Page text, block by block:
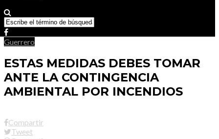
Guerrero
ESTAS MEDIDAS DEBES TOMAR
ANTE LA CONTINGENCIA
AMBIENTAL POR INCENDIOS
Compartir
Tweet